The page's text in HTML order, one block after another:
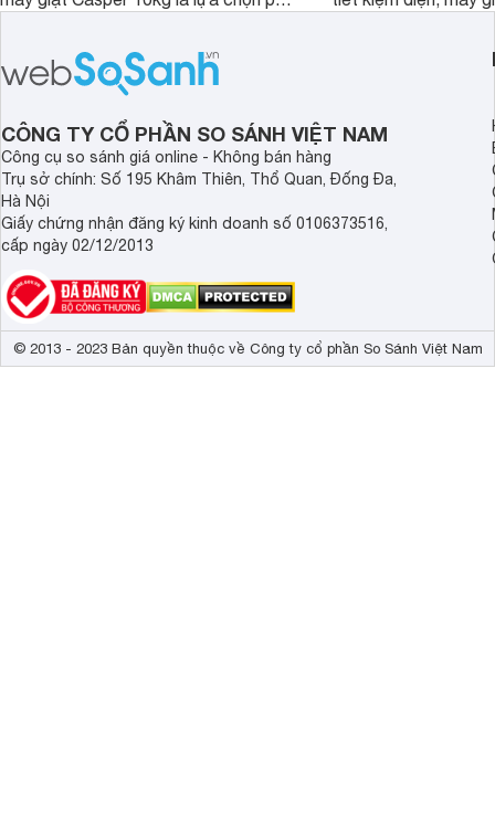
nhắc cho các gia
bán hiện đã giảm
CÔNG TY CỔ PHẦN SO SÁNH VIỆT NAM
Công cụ so sánh giá online - Không bán hàng
Trụ sở chính: Số 195 Khâm Thiên, Thổ Quan, Đống Đa,
Hà Nội
Giấy chứng nhận đăng ký kinh doanh số 0106373516,
cấp ngày 02/12/2013
© 2013 - 2023 Bản quyền thuộc về Công ty cổ phần So Sánh Việt Nam